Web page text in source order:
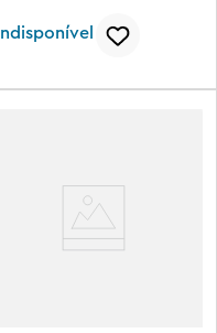
Indisponível